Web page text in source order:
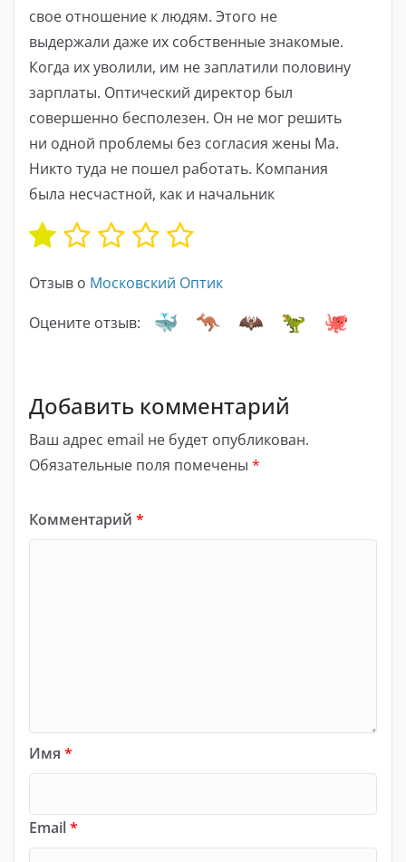
свое отношение к людям. Этого не
выдержали даже их собственные знакомые.
Когда их уволили, им не заплатили половину
зарплаты. Оптический директор был
совершенно бесполезен. Он не мог решить
ни одной проблемы без согласия жены Ма.
Никто туда не пошел работать. Компания
была несчастной, как и начальник
Отзыв о Московский Оптик
Оцените отзыв:
Добавить комментарий
Ваш адрес email не будет опубликован.
Обязательные поля помечены *
Комментарий *
Имя *
Email*